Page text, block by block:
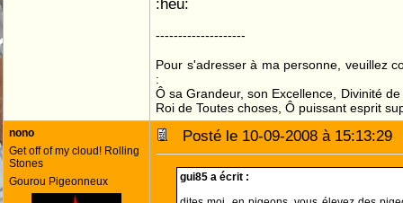
:heu:
--------------------
Pour s'adresser à ma personne, veuillez
:
Ô sa Grandeur, son Excellence, Divinité
Roi de Toutes choses, Ô puissant esprit
nono
Get off of my cloud! Rolling
Stones
Gourou Pigeonneux
Posté le 10-09-2008 à
gui85 a écrit :